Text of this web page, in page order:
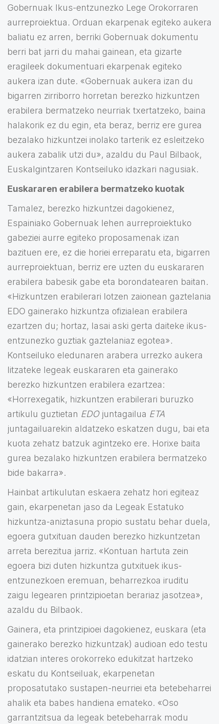
Gobernuak Ikus-entzunezko Lege Orokorraren
aurreproiektua. Orduan ekarpenak egiteko aukera
baliatu ez arren, berriki Gobernuak dokumentu
berri bat jarri du mahai gainean, eta gizarte
eragileek dokumentuari ekarpenak egiteko
aukera izan dute. «Gobernuak aukera izan du
bigarren zirriborro horretan berezko hizkuntzen
erabilera bermatzeko neurriak txertatzeko, baina
halakorik ez du egin, eta beraz, berriz ere gurea
bezalako hizkuntzei inolako tarterik ez esleitzeko
aukera zabalik utzi du», azaldu du Paul Bilbaok,
Euskalgintzaren Kontseiluko idazkari nagusiak.
Euskararen erabilera bermatzeko kuotak
Tamalez, berezko hizkuntzei dagokienez,
Espainiako Gobernuak lehen aurreproiektuko
gabeziei aurre egiteko proposamenak izan
bazituen ere, ez die horiei erreparatu eta, bigarren
aurreproiektuan, berriz ere uzten du euskararen
erabilera babesik gabe eta borondatearen baitan.
«Hizkuntzen erabilerari lotzen zaionean gaztelania
EDO gainerako hizkuntza ofizialean erabilera
ezartzen du; hortaz, lasai aski gerta daiteke ikus-
entzunezko guztiak gaztelaniaz egotea».
Kontseiluko eledunaren arabera urrezko aukera
litzateke legeak euskararen eta gainerako
berezko hizkuntzen erabilera ezartzea:
«Horrexegatik, hizkuntzen erabilerari buruzko
artikulu guztietan EDOjuntagailua ETA
juntagailuarekin aldatzeko eskatzen dugu, bai eta
kuota zehatz batzuk agintzeko ere. Horixe baita
gurea bezalako hizkuntzen erabilera bermatzeko
bide bakarra».
Hainbat artikulutan eskaera zehatz hori egiteaz
gain, ekarpenetan jaso da Legeak Estatuko
hizkuntza-aniztasuna propio sustatu behar duela,
egoera gutxituan dauden berezko hizkuntzetan
arreta berezitua jarriz. «Kontuan hartuta zein
egoera bizi duten hizkuntza gutxituek ikus-
entzunezkoen eremuan, beharrezkoa iruditu
zaigu legearen printzipioetan berariaz jasotzea»,
azaldu du Bilbaok.
Gainera, eta printzipioei dagokienez, euskara (eta
gainerako berezko hizkuntzak) audioan edo testu
idatzian interes orokorreko edukitzat hartzeko
eskatu du Kontseiluak, ekarpenetan
proposatutako sustapen-neurriei eta betebeharrei
ahalik eta babes handiena emateko. «Oso
garrantzitsua da legeak betebeharrak modu